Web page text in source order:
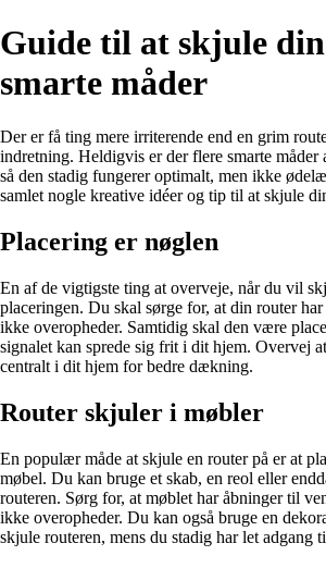
Guide til at skjule
smarte måder
Der er få ting mere irriterende end en grim
indretning. Heldigvis er der flere smarte måder
så den stadig fungerer optimalt, men ikke
samlet nogle kreative idéer og tip til at skjule
Placering er nøglen
En af de vigtigste ting at overveje, når du vil
placeringen. Du skal sørge for, at din router
ikke overopheder. Samtidig skal den være
signalet kan sprede sig frit i dit hjem. Overvej
centralt i dit hjem for bedre dækning.
Router skjuler i møbler
En populær måde at skjule en router på er at
møbel. Du kan bruge et skab, en reol eller
routeren. Sørg for, at møblet har åbninger til
ikke overopheder. Du kan også bruge en
skjule routeren, mens du stadig har let adgang